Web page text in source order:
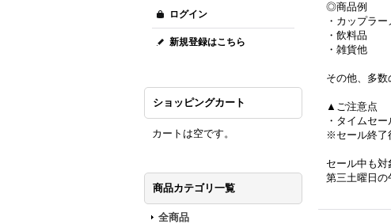
ログイン
新規登録はこちら
ショッピングカート
カートは空です。
商品カテゴリ一覧
全商品
◎商品例
・カップラ
・飲料品
・雑貨他
その他、多数
▲ご注意点
・タイムセ
※セール終了
セール中も対
第三土曜日の